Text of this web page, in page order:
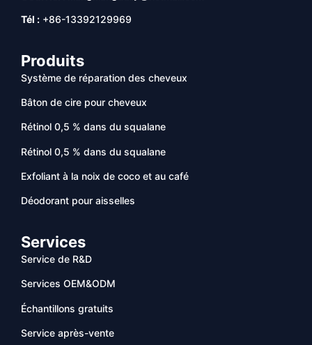
Tél : +86-13392129969
Produits
Système de réparation des cheveux
Bâton de cire pour cheveux
Rétinol 0,5 % dans du squalane
Rétinol 0,5 % dans du squalane
Exfoliant à la noix de coco et au café
Déodorant pour aisselles
Services
Service de R&D
Services OEM&ODM
Échantillons gratuits
Service après-vente